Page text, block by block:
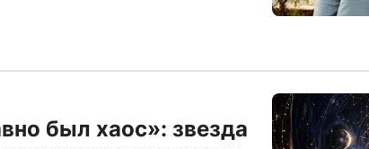
был хаос»: звезда